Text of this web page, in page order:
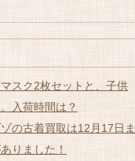
マスク2枚セットと、子供
入荷時間は？
ゾの古着買取は12月17日ま
りました！